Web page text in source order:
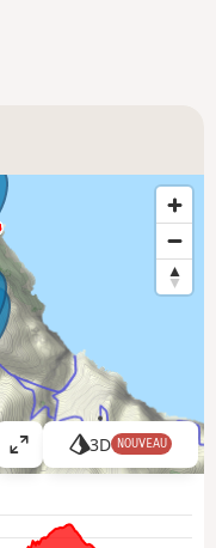
A
ff
3D NOUVEAU